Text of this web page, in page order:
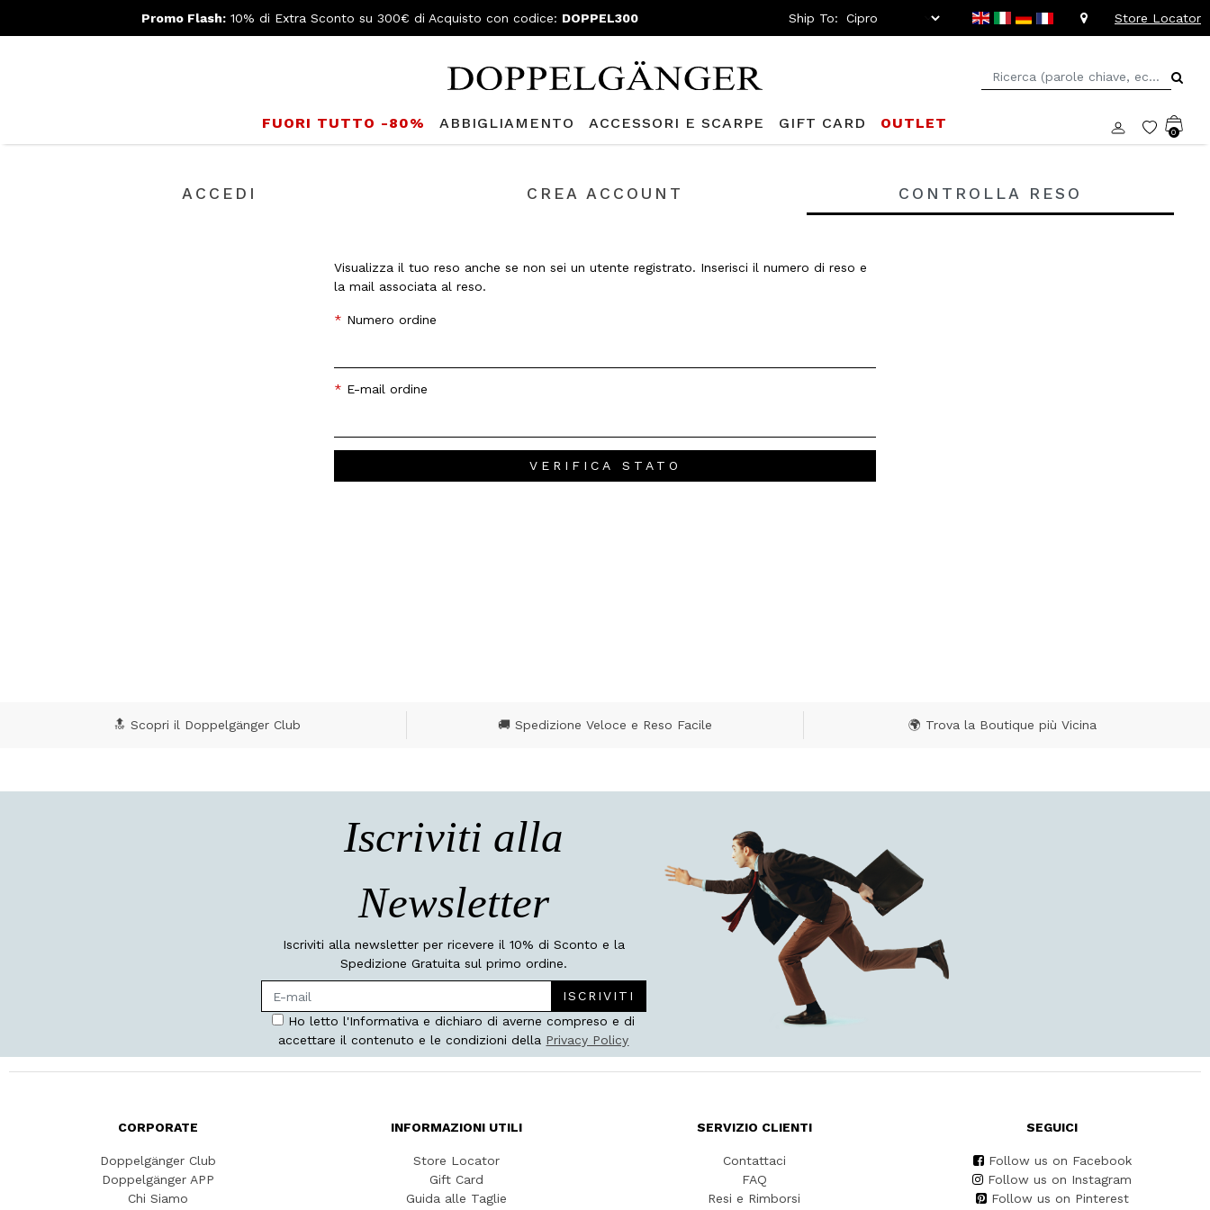
Promo Flash:10% di Extra Sconto su 300€ di Acquisto con codice: DOPPEL300 Ship To: Store Locator
FUORI TUTTO -80% ABBIGLIAMENTO ACCESSORI E SCARPE GIFT CARD OUTLET
0
ACCEDI CREA ACCOUNT CONTROLLA RESO
Visualizza il tuo reso anche se non sei un utente registrato. Inserisci il numero di reso e
la mail associata al reso.
Numero ordine
E-mail ordine
VERIFICA STATO
🔝 Scopri il Doppelgänger Club 🚚 Spedizione Veloce e Reso Facile 🌍 Trova la Boutique più Vicina
Iscriviti alla
Newsletter
Iscriviti alla newsletter per ricevere il 10% di Sconto e la
Spedizione Gratuita sul primo ordine.
ISCRIVITI
Ho letto l'Informativa e dichiaro di averne compreso e di
accettare il contenuto e le condizioni della Privacy Policy
CORPORATE
Doppelgänger Club
Doppelgänger APP
Chi Siamo
INFORMAZIONI UTILI
Store Locator
Gift Card
Guida alle Taglie
SERVIZIO CLIENTI
Contattaci
FAQ
Resi e Rimborsi
SEGUICI
Follow us on Facebook
Follow us on Instagram
Follow us on Pinterest